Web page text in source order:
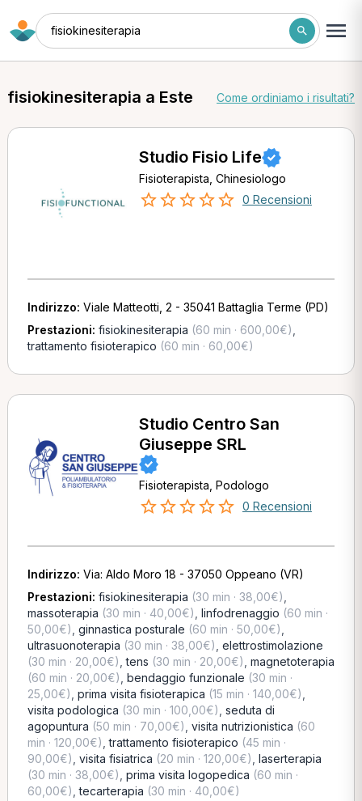
fisiokinesiterapia
fisiokinesiterapia a Este Come ordiniamo i risultati?
Studio Fisio Life
Fisioterapista, Chinesiologo
0 Recensioni
Indirizzo: Viale Matteotti, 2 - 35041 Battaglia Terme (PD)
Prestazioni: fisiokinesiterapia (60 min · 600,00€)
trattamento fisioterapico (60 min · 60,00€)
Studio Centro San
Giuseppe SRL
Fisioterapista, Podologo
0 Recensioni
Indirizzo: Via: Aldo Moro 18 - 37050 Oppeano (VR)
Prestazioni: fisiokinesiterapia (30 min · 38,00€)
massoterapia (30 min · 40,00€) linfodrenaggio (60 min ·
50,00€) ginnastica posturale (60 min · 50,00€)
ultrasuonoterapia (30 min · 38,00€) elettrostimolazione
(30 min · 20,00€) ,tens (30 min · 20,00€) magnetoterapia
(60 min · 20,00€) bendaggio funzionale (30 min ·
25,00€) prima visita fisioterapica (15 min · 140,00€)
visita podologica (30 min · 100,00€) seduta di
agopuntura (50 min · 70,00€) visita nutrizionistica (60
min · 120,00€) ,trattamento fisioterapico (45 min ·
90,00€) visita fisiatrica (20 min · 120,00€) laserterapia
(30 min · 38,00€) prima visita logopedica (60 min ·
60,00€) ,tecarterapia (30 min · 40,00€)